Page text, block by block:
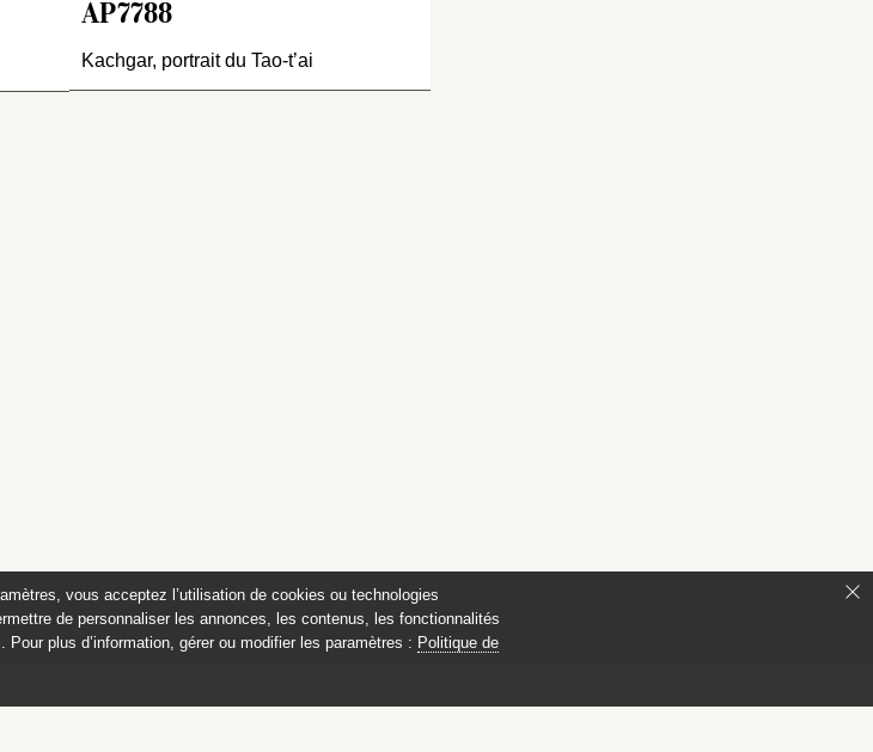
Koutcha. Derrière le
trois rouleaux verticaux
dont celui du centre est une
AP7788
Kachgar, portrait du Tao-t’ai
document au
Kachgar. Dans la lettre
adressée à l’EFEO et
vous acceptez l’utilisation de cookies ou technologies
de personnaliser les annonces, les contenus, les fonctionnalités
plus d’information, gérer ou modifier les paramètres : Politique de